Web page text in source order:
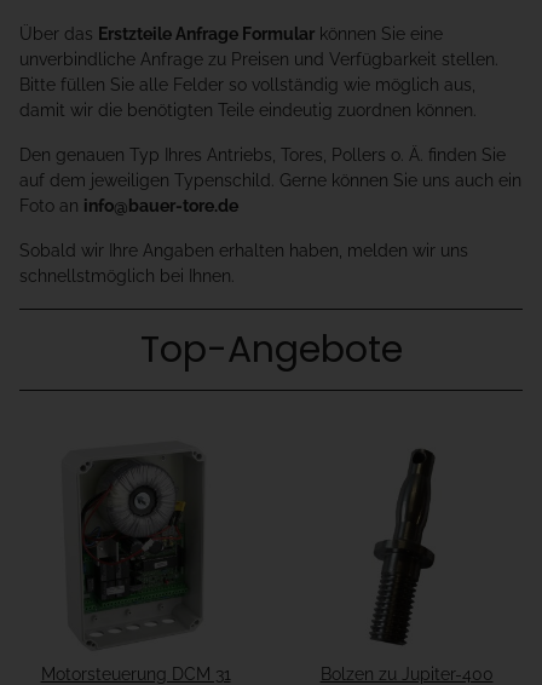
Über das Erstzteile Anfrage Formular können Sie eine
unverbindliche Anfrage zu Preisen und Verfügbarkeit stellen.
Bitte füllen Sie alle Felder so vollständig wie möglich aus,
damit wir die benötigten Teile eindeutig zuordnen können.
Den genauen Typ Ihres Antriebs, Tores, Pollers o. Ä. finden Sie
auf dem jeweiligen Typenschild. Gerne können Sie uns auch ein
Foto an info@bauer-tore.de
Sobald wir Ihre Angaben erhalten haben, melden wir uns
schnellstmöglich bei Ihnen.
Top-Angebote
Motorsteuerung DCM 31
Bolzen zu Jupiter-400